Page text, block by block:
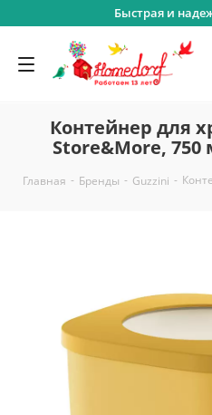
Быстрая и
Контейнер для
Store&More,
Главная - Бренды - Guzzini -